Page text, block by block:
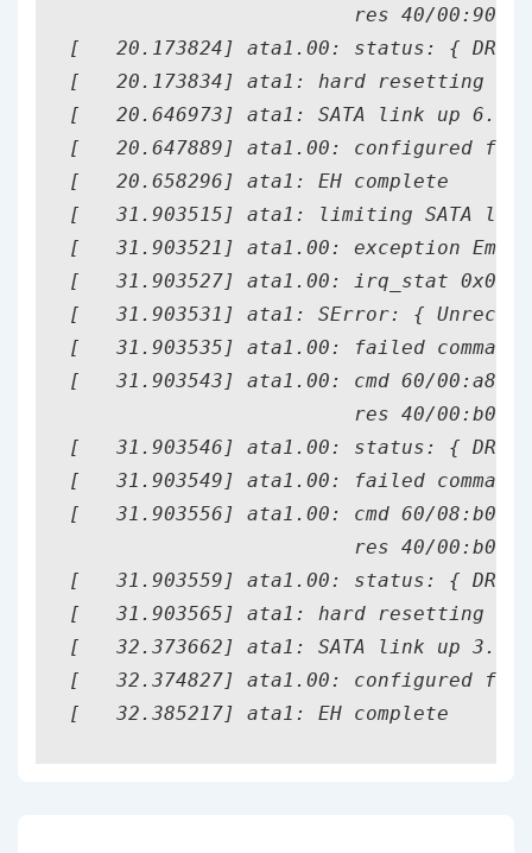
res 40/
[   20.173824] ata1.00: status: { DRDY
[   20.173834] ata1: hard resetting
[   20.646973] ata1: SATA link up 6.0
[   20.647889] ata1.00: configured for
[   20.658296] ata1: EH complete
[   31.903515] ata1: limiting SATA link
[   31.903521] ata1.00: exception
[   31.903527] ata1.00: irq_stat
[   31.903531] ata1: SError: {
[   31.903535] ata1.00: failed command:
[   31.903543] ata1.00: cmd 60/
res 40/
[   31.903546] ata1.00: status: { DRDY
[   31.903549] ata1.00: failed command:
[   31.903556] ata1.00: cmd 60/
res 40/
[   31.903559] ata1.00: status: { DRDY
[   31.903565] ata1: hard resetting
[   32.373662] ata1: SATA link up 3.0
[   32.374827] ata1.00: configured for
[   32.385217] ata1: EH complete